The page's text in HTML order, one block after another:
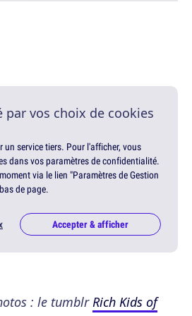
par vos choix de cookies
un service tiers. Pour l'afficher, vous
dans vos paramètres de confidentialité.
via le lien "Paramètres de Gestion
de page.
Accepter & afficher
: le tumblr Rich Kids of